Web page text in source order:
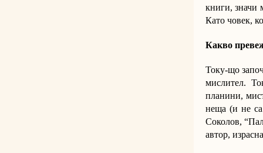
книги, значи
Като човек,
Какво
Току-що
мислител.
планини,
неща (и не
Соколов,
автор,